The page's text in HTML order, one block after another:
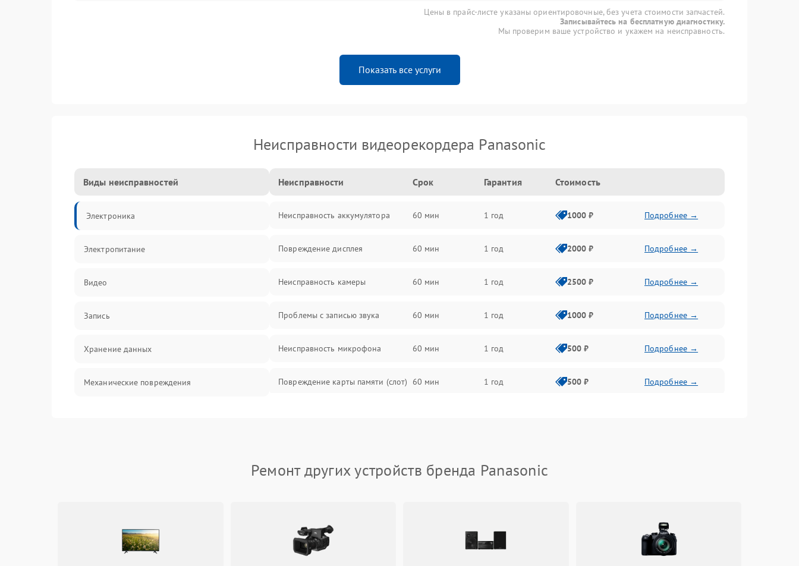
Цены в прайс-листе указаны ориентировочные, без учета стоимости запчастей.
Записывайтесь на бесплатную диагностику.
Мы проверим ваше устройство и укажем на неисправность.
Показать все услуги
Неисправности видеорекордера Panasonic
Виды неисправностей
Электроника
Электропитание
Видео
Запись
Хранение данных
Механические повреждения
Неисправности Срок Гарантия Стоимость
Неисправность аккумулятора 60 мин 1 год 1000 ₽ Подробнее →
Повреждение дисплея 60 мин 1 год 2000 ₽ Подробнее →
Неисправность камеры 60 мин 1 год 2500 ₽ Подробнее →
Проблемы с записью звука 60 мин 1 год 1000 ₽ Подробнее →
Неисправность микрофона 60 мин 1 год 500 ₽ Подробнее →
Повреждение карты памяти (слот) 60 мин 1 год 500 ₽ Подробнее →
Неисправность процессора 60 мин
Подробнее →
Проблемы с зарядкой устройства Подробнее →
Ремонт других устройств бренда Panasonic